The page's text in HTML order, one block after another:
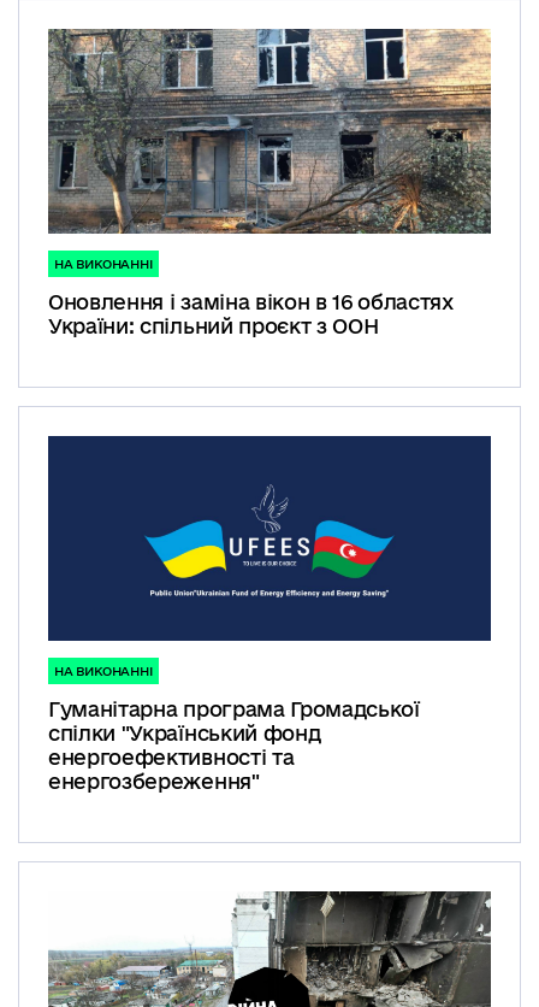
НА ВИКОНАННІ
Оновлення і заміна вікон в 16 областях
України: спільний проєкт з ООН
НА ВИКОНАННІ
Гуманітарна програма Громадської
спілки "Український фонд
енергоефективності та
енергозбереження"